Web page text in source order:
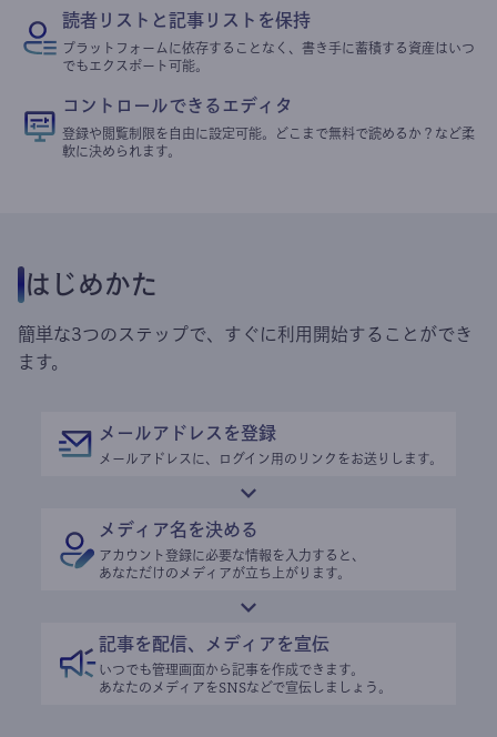
読者リストと記事リストを保持
プラットフォームに依存することなく、書き手に蓄積する資産はいつ
でもエクスポート可能。
コントロールできるエディタ
登録や閲覧制限を自由に設定可能。どこまで無料で読めるか？など柔
軟に決められます。
はじめかた
簡単な3つのステップで、すぐに利用開始することができ
ます。
メールアドレスを登録
メールアドレスに、ログイン用のリンクをお送りします。
メディア名を決める
アカウント登録に必要な情報を入力すると、
あなただけのメディアが立ち上がります。
記事を配信、メディアを宣伝
いつでも管理画面から記事を作成できます。
あなたのメディアをSNSなどで宣伝しましょう。